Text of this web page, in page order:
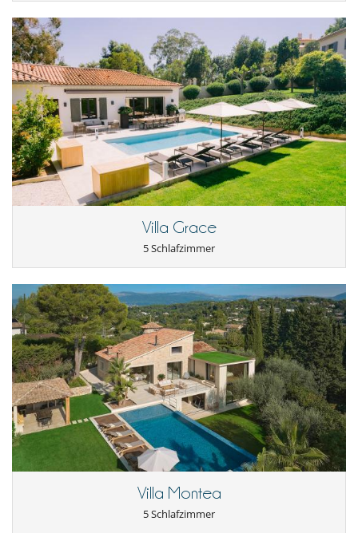
Villa Grace
5 Schlafzimmer
Villa Montea
5 Schlafzimmer